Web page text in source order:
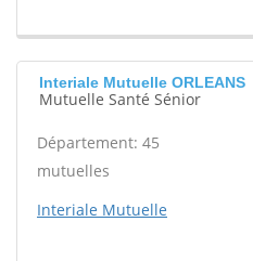
Interiale Mutuelle ORLEANS
Mutuelle Santé Sénior
Département: 45
mutuelles
Interiale Mutuelle